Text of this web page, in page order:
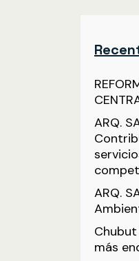
ARQ.
ARQ.
más